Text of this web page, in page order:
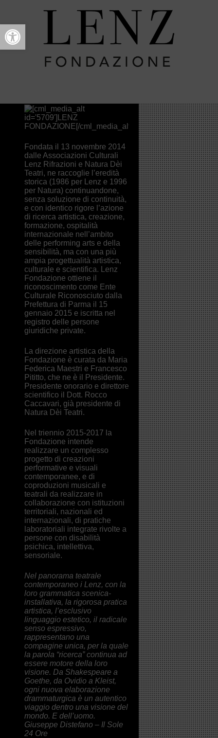
Open toolbar
Lenz
Fondazione
Fondata il 13 novembre 2014
dalle Associazioni Culturali
Lenz Rifrazioni e Natura Dèi
Teatri, ne raccoglie l’eredità
storica (1986 per Lenz e 1996
per Natura) continuandone,
senza soluzione di continuità,
e con identico rigore l’azione
di ricerca artistica, creazione,
formazione, ospitalità
internazionale nell’ambito
delle performing arts e della
sensibilità, ma con una più
ampia progettualità artistica,
culturale e scientifica. Lenz
Fondazione ottiene il
riconoscimento come Ente
Culturale Riconosciuto dalla
Prefettura di Parma il 15
gennaio 2015 e iscritta nel
registro delle persone
giuridiche private.
La direzione artistica della
Fondazione è curata da Maria
Federica Maestri e Francesco
Pititto, che ne è il Presidente.
Presidente onorario e direttore
scientifico il Dott. Rocco
Caccavari, già presidente di
Natura Dèi Teatri.
Nel triennio 2015-2017 la
Fondazione intende
realizzare un complesso
progetto di creazioni
performative e visuali
contemporanee, e di
coproduzioni musicali e
teatrali da realizzare in
collaborazione con istituzioni
territoriali, nazionali ed
internazionali, di pratiche
laboratoriali integrate rivolte a
persone con disabilità
psichica, intellettiva,
sensoriale.
Nel panorama teatrale
contemporaneo i Lenz, con la
loro grammatica scenica-
installativa, la rigorosa pratica
artistica, l’esclusivo
linguaggio estetico, il radicale
senso espressivo,
rappresentano una
compagine unica, per la quale
la parola “ricerca” continua ad
essere motore della loro
visione. Da Shakespeare a
Goethe, da Ovidio a Kleist,
ogni nuova elaborazione
drammaturgica è un autentico
viaggio dentro una visione del
mondo. E dell’uomo.
Giuseppe Distefano – Il Sole
24 Ore